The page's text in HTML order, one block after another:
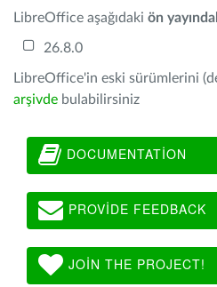
LibreOffice aşağıdaki ön
26.8.0
LibreOffice'in eski sürümlerini
arşivde bulabilirsiniz
DOCUMENTATION
PROVIDE FEEDBACK
JOIN THE PROJECT!